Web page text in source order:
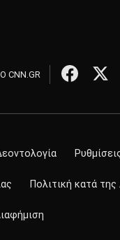
CNN.GR
Πολιτική κατά